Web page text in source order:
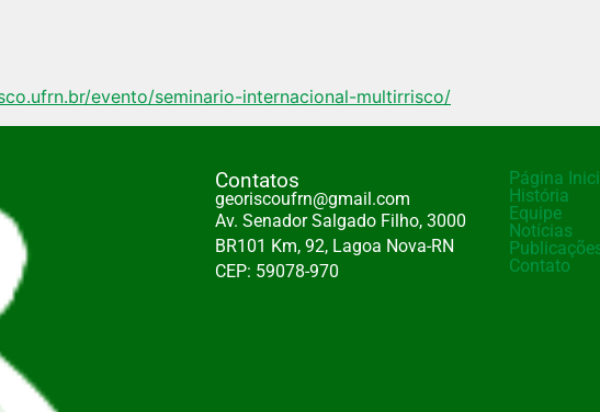
evento/seminario-internacional-multirrisco/
Contatos
georiscoufrn@gmail.com
Av. Senador Salgado Filho, 3000
BR101 Km, 92, Lagoa Nova-RN
CEP: 59078-970
Página
História
Equipe
Notícias
Contato